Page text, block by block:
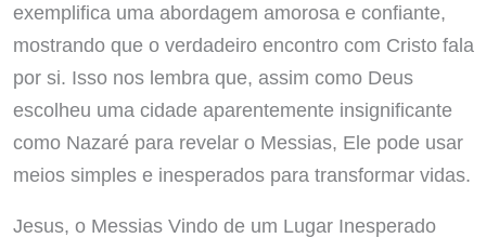
exemplifica uma abordagem amorosa e confiante,
mostrando que o verdadeiro encontro com Cristo fala
por si. Isso nos lembra que, assim como Deus
escolheu uma cidade aparentemente insignificante
como Nazaré para revelar o Messias, Ele pode usar
meios simples e inesperados para transformar vidas.
Jesus, o Messias Vindo de um Lugar Inesperado